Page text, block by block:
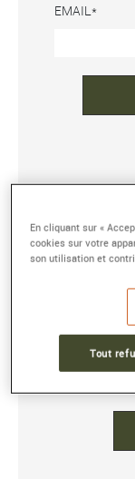
EMAIL
ADRESSE E-
MOT DE
En cliquant sur «
cookies sur votre
son utilisation et
Tout